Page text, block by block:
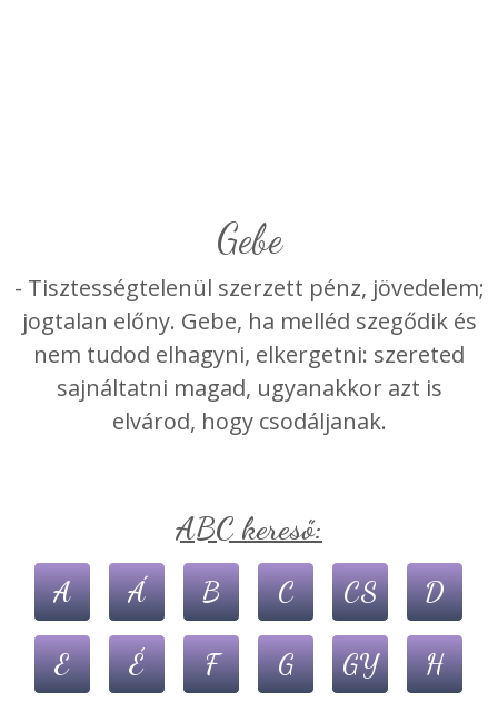
gebe
- Tisztességtelenül szerzett pénz, jövedelem;
jogtalan előny. Gebe, ha melléd szegődik és
nem tudod elhagyni, elkergetni: szereted
sajnáltatni magad, ugyanakkor azt is
elvárod, hogy csodáljanak.
ABC kereső:
A Á B C CS D
E É F G GY H